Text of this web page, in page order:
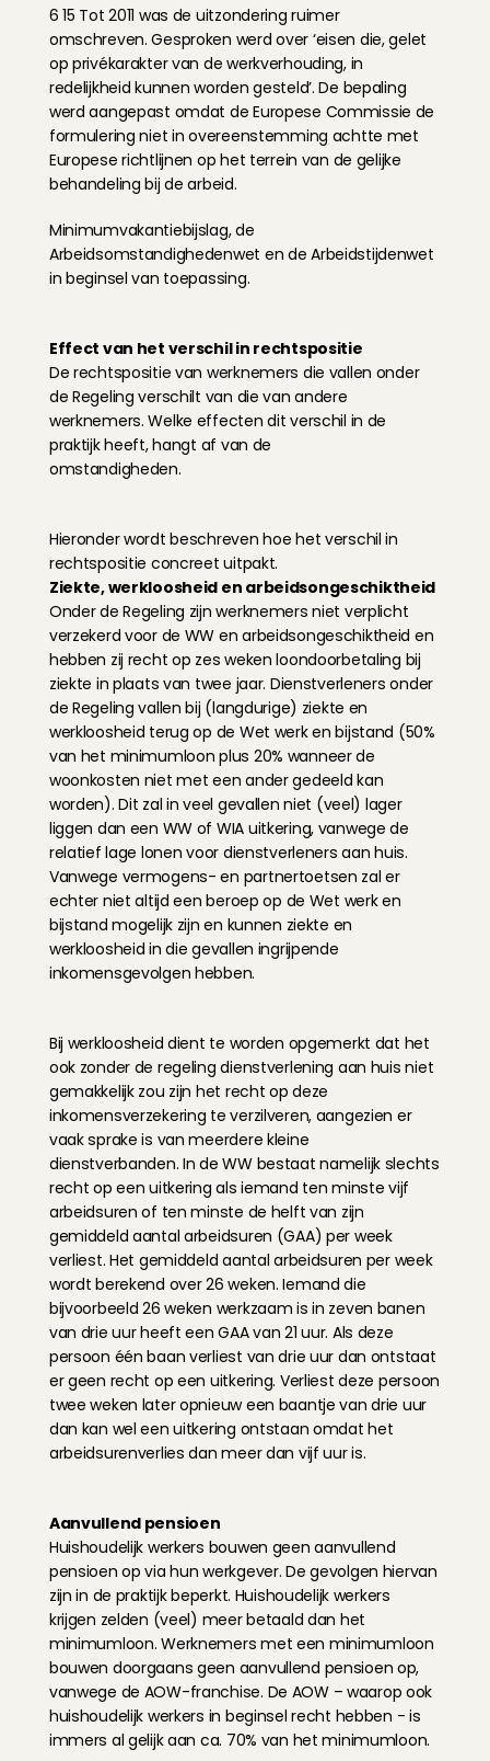
6 15 Tot 2011 was de uitzondering ruimer
omschreven. Gesproken werd over ‘eisen die, gelet
op privékarakter van de werkverhouding, in
redelijkheid kunnen worden gesteld’. De bepaling
werd aangepast omdat de Europese Commissie de
formulering niet in overeenstemming achtte met
Europese richtlijnen op het terrein van de gelijke
behandeling bij de arbeid.
Minimumvakantiebijslag, de
Arbeidsomstandighedenwet en de Arbeidstijdenwet
in beginsel van toepassing.
Effect van het verschil in rechtspositie
De rechtspositie van werknemers die vallen onder
de Regeling verschilt van die van andere
werknemers. Welke effecten dit verschil in de
praktijk heeft, hangt af van de
omstandigheden.
Hieronder wordt beschreven hoe het verschil in
rechtspositie concreet uitpakt.
Ziekte, werkloosheid en arbeidsongeschiktheid
Onder de Regeling zijn werknemers niet verplicht
verzekerd voor de WW en arbeidsongeschiktheid en
hebben zij recht op zes weken loondoorbetaling bij
ziekte in plaats van twee jaar. Dienstverleners onder
de Regeling vallen bij (langdurige) ziekte en
werkloosheid terug op de Wet werk en bijstand (50%
van het minimumloon plus 20% wanneer de
woonkosten niet met een ander gedeeld kan
worden). Dit zal in veel gevallen niet (veel) lager
liggen dan een WW of WIA uitkering, vanwege de
relatief lage lonen voor dienstverleners aan huis.
Vanwege vermogens- en partnertoetsen zal er
echter niet altijd een beroep op de Wet werk en
bijstand mogelijk zijn en kunnen ziekte en
werkloosheid in die gevallen ingrijpende
inkomensgevolgen hebben.
Bij werkloosheid dient te worden opgemerkt dat het
ook zonder de regeling dienstverlening aan huis niet
gemakkelijk zou zijn het recht op deze
inkomensverzekering te verzilveren, aangezien er
vaak sprake is van meerdere kleine
dienstverbanden. In de WW bestaat namelijk slechts
recht op een uitkering als iemand ten minste vijf
arbeidsuren of ten minste de helft van zijn
gemiddeld aantal arbeidsuren (GAA) per week
verliest. Het gemiddeld aantal arbeidsuren per week
wordt berekend over 26 weken. Iemand die
bijvoorbeeld 26 weken werkzaam is in zeven banen
van drie uur heeft een GAA van 21 uur. Als deze
persoon één baan verliest van drie uur dan ontstaat
er geen recht op een uitkering. Verliest deze persoon
twee weken later opnieuw een baantje van drie uur
dan kan wel een uitkering ontstaan omdat het
arbeidsurenverlies dan meer dan vijf uur is.
Aanvullend pensioen
Huishoudelijk werkers bouwen geen aanvullend
pensioen op via hun werkgever. De gevolgen hiervan
zijn in de praktijk beperkt. Huishoudelijk werkers
krijgen zelden (veel) meer betaald dan het
minimumloon. Werknemers met een minimumloon
bouwen doorgaans geen aanvullend pensioen op,
vanwege de AOW-franchise. De AOW – waarop ook
huishoudelijk werkers in beginsel recht hebben - is
immers al gelijk aan ca. 70% van het minimumloon.